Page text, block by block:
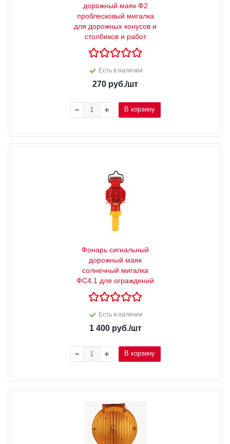
дорожный маяк Ф2
проблесковый мигалка
для дорожных конусов и
столбиков и работ
Есть в наличии
270 руб./шт
В корзину
Фонарь сигнальный
дорожный маяк
солнечный мигалка
ФС4.1 для ограждений
Есть в наличии
1 400руб./шт
В корзину